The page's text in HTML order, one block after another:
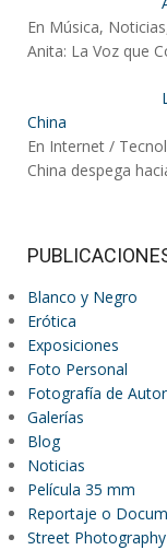
En Música,
Anita: La Voz que
China
En Internet /
China despega
Blanco y Negro
Erótica
Exposiciones
Foto Personal
Fotografía de Autor
Galerías
Blog
Noticias
Película 35 mm
Reportaje o
Street Photography